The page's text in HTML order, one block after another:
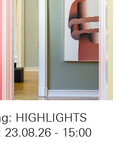
HIGHLIGHTS
- 15:00